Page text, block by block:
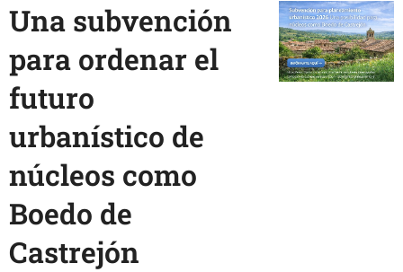
Una subvención
para ordenar el
futuro
urbanístico de
núcleos como
Boedo de
Castrejón